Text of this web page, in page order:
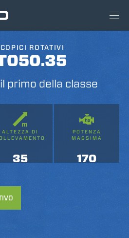
ROTATIVI
primo della classe
ALTEZZA DI
35
POTENZA
MASSIMA
170